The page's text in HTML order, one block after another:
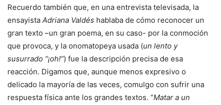
Recuerdo también que, en una entrevista televisada, la
ensayista Adriana Valdés hablaba de cómo reconocer un
gran texto –un gran poema, en su caso- por la conmoción
que provoca, y la onomatopeya usada (un lento y
susurrado “¡oh!”) fue la descripción precisa de esa
reacción. Digamos que, aunque menos expresivo o
delicado la mayoría de las veces, comulgo con sufrir una
respuesta física ante los grandes textos. “Matar a un